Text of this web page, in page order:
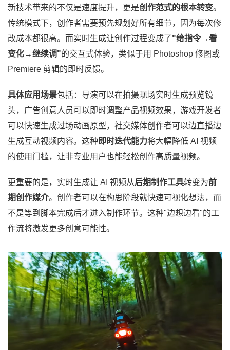
新技术带来的不仅是速度提升，更是创作范式的根本转变。
传统模式下，创作者需要预先规划好所有细节，因为每次修
改成本都很高。而实时生成让创作过程变成了"给指令→看
变化→继续调"的交互式体验，类似于用 Photoshop 修图或
Premiere 剪辑的即时反馈。
具体应用场景包括：导演可以在拍摄现场实时生成预览镜
头，广告创意人员可以即时调整产品视频效果，游戏开发者
可以快速生成过场动画原型，社交媒体创作者可以边直播边
生成互动视频内容。这种 即时迭代能力将大幅降低 AI 视频
的使用门槛，让非专业用户也能轻松创作高质量视频。
更重要的是，实时生成让 AI 视频从后期制作工具转变为前
期创作媒介。创作者可以在构思阶段就快速可视化想法，而
不是等到脚本完成后才进入制作环节。这种"边想边看"的工
作流将激发更多创意可能性。